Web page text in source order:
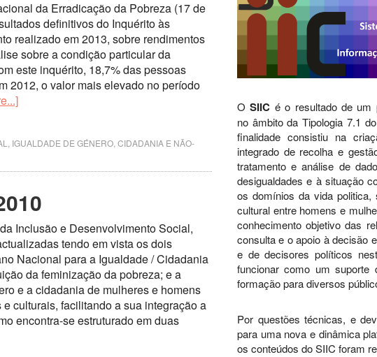
da Erradicação da Pobreza (17 de
definitivos do Inquérito às
realizado em 2013, sobre rendimentos
sobre a condição particular da
este inquérito, 18,7% das pessoas
2012, o valor mais elevado no período
IGUALDADE DE GÉNERO, CIDADANIA E NÃO-
Inclusão e Desenvolvimento Social,
tendo em vista os dois
Nacional para a Igualdade / Cidadania
da feminização da pobreza; e a
e a cidadania de mulheres e homens
culturais, facilitando a sua integração a
encontra-se estruturado em duas
OSIIC é o resultado de um
no âmbito da Tipologia 7.1
finalidade consistiu na
integrado de recolha e
tratamento e análise de
desigualdades e à situação
os domínios da vida politica,
cultural entre homens e
conhecimento objetivo das
consulta e o apoio à decisão
e de decisores políticos
funcionar como um suporte
formação para diversos
Por questões técnicas, e
para uma nova e dinâmica
os conteúdos do SIIC foram